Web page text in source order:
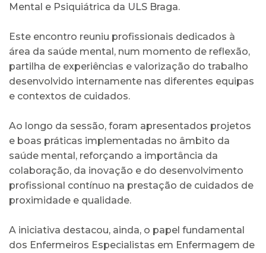
Mental e Psiquiátrica da ULS Braga.
Este encontro reuniu profissionais dedicados à
área da saúde mental, num momento de reflexão,
partilha de experiências e valorização do trabalho
desenvolvido internamente nas diferentes equipas
e contextos de cuidados.
Ao longo da sessão, foram apresentados projetos
e boas práticas implementadas no âmbito da
saúde mental, reforçando a importância da
colaboração, da inovação e do desenvolvimento
profissional contínuo na prestação de cuidados de
proximidade e qualidade.
A iniciativa destacou, ainda, o papel fundamental
dos Enfermeiros Especialistas em Enfermagem de